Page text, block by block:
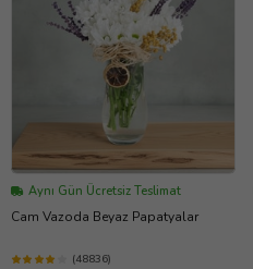
Aynı Gün Ücretsiz Teslimat
Cam Vazoda Beyaz Papatyalar
(48836)